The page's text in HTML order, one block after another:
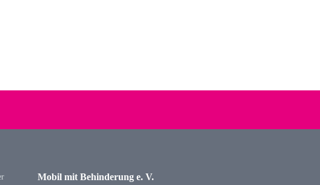
Mobil mit Behinderung e. V.